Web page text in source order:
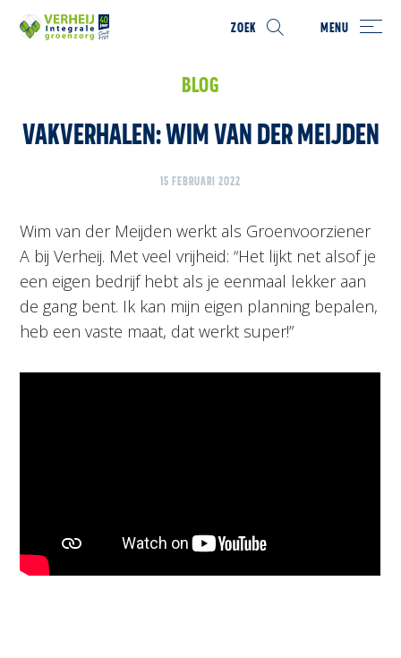
ZOEK MENU
BLOG
VAKVERHALEN: WIM VAN DER MEIJDEN
15 FEBRUARI 2022
Wim van der Meijden werkt als Groenvoorziener
A bij Verheij. Met veel vrijheid: “Het lijkt net alsof je
een eigen bedrijf hebt als je eenmaal lekker aan
de gang bent. Ik kan mijn eigen planning bepalen,
heb een vaste maat, dat werkt super!”